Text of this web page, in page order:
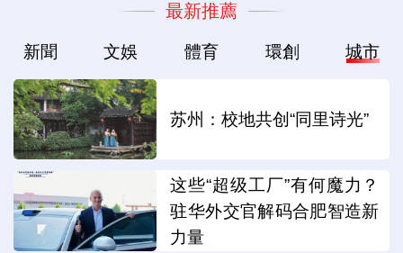
最新推薦
新聞 文娛 體育 環創 城市
苏州：校地共创“同里诗光”
这些“超级工厂”有何魔力？
驻华外交官解码合肥智造新
力量